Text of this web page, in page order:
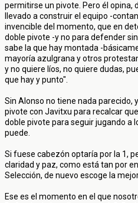
permitirse un pivote. Pero él opina,
llevado a construir el equipo -
invencible del momento, que en
doble pivote -y no para defender
sabe la que hay montada -
mayoría azulgrana y otros
y no quiere líos, no quiere dudas,
que hay y punto".
Sin Alonso no tiene nada parecido,
pivote con Javitxu para recalcar
doble pivote para seguir jugando a
puede.
Si fuese cabezón optaría por la 1,
claridad y paz, como está tan por
Selección, de nuevo escoge la
Ese es el momento en el que